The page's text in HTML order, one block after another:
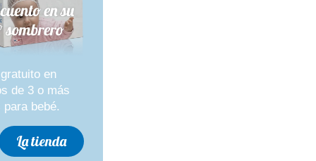
en
de 3 o más
para bebé.
La tienda